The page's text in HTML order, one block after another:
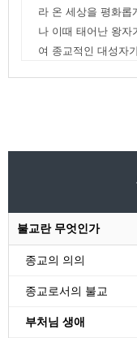
라 온 세상을 평화롭
나 이때 태어난 왕자
여 종교적인 대성자
불교란 무엇인가
종교의 의의
종교로서의 불교
부처님 생애